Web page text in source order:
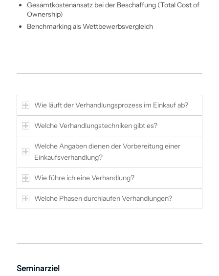
Gesamtkostenansatz bei der Beschaffung (Total Cost of
Ownership)
Benchmarking als Wettbewerbsvergleich
Wie läuft der Verhandlungs­prozess im Einkauf ab?
Welche Verhandlungs­techniken gibt es?
Welche Angaben dienen der Vorbereitung einer
Einkaufsverhandlung?
Wie führe ich eine Verhandlung?
Welche Phasen durchlaufen Verhandlungen?
Seminarziel